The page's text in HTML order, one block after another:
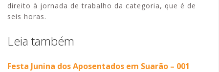
direito à jornada de trabalho da categoria, que é de
seis horas.
Leia também
Festa Junina dos Aposentados em Suarão – 001